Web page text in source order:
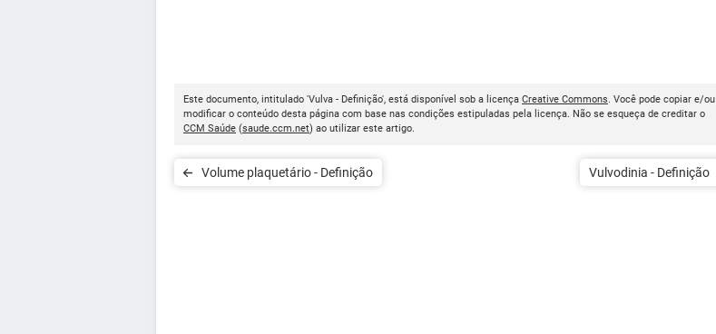
Este documento, intitulado 'Vulva - Definição', está disponível sob a licença Creative Commons. Você pode copiar e/ou
modificar o conteúdo desta página com base nas condições estipuladas pela licença. Não se esqueça de creditar o
CCM Saúde (saude.ccm.net) ao utilizar este artigo.
Volume plaquetário - Definição Vulvodinia - Definição